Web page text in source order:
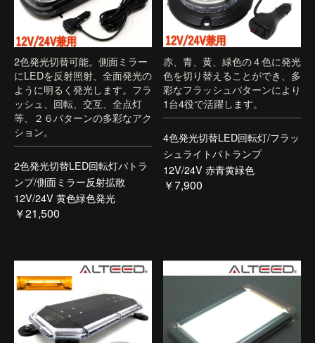
2色発光切替可能。側面ミラー
にLEDを反射照射、全面発光の
ように明るく発光します。フラ
ッシュ、回転、交互、全点灯
等、２６パターンの多彩なアク
ション。
2色発光切替LED回転灯パトラ
ンプ/側面ミラー反射拡散
12V/24V 黄色緑色発光
￥21,500
赤、青、黄、緑色の４色に発光
色を切り替えることができ、多
彩なフラッシュパターンにより
1台4役で活躍します。
4色発光切替LED回転灯/フラッ
シュライトパトランプ
12V/24V 赤青黄緑色
￥7,900